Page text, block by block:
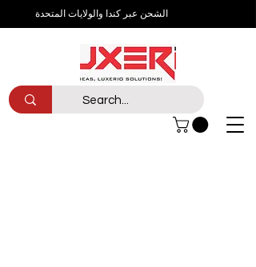
الشحن عبر كندا والولايات المتحدة